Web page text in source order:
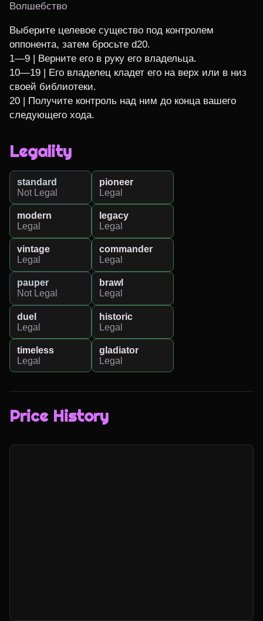
Волшебство
Выберите целевое существо под контролем
оппонента, затем бросьте d20.
1—9 | Верните его в руку его владельца.
10—19 | Его владелец кладет его на верх или в низ
своей библиотеки.
20 | Получите контроль над ним до конца вашего
следующего хода.
Legality
standard
Not Legal
pioneer
Legal
modern
Legal
legacy
Legal
vintage
Legal
commander
Legal
pauper
Not Legal
brawl
Legal
duel
Legal
historic
Legal
timeless
Legal
gladiator
Legal
Price History